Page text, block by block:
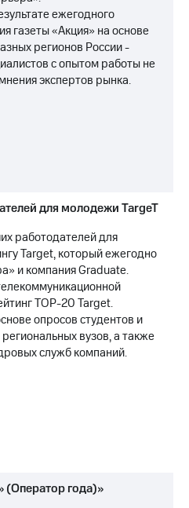
ежегодного
газеты «Акция» на основе
регионов России -
с опытом работы не
экспертов рынка.
для молодежи TargeT
работодателей для
Target, который ежегодно
и компания Graduate.
TOP-20 Target.
опросов студентов и
вузов, а также
служб компаний.
(Оператор года)»